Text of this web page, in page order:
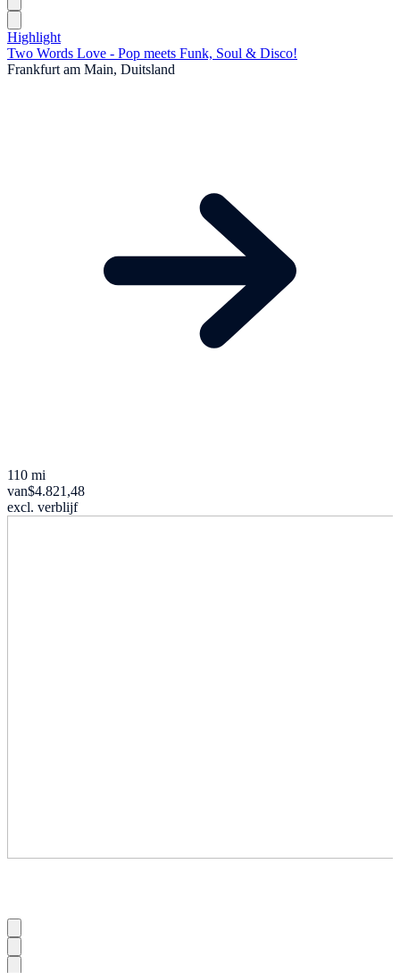
Highlight
Two Words Love - Pop meets Funk, Soul & Disco!
Frankfurt am Main, Duitsland
110 mi
van$4.821,48
excl. verblijf